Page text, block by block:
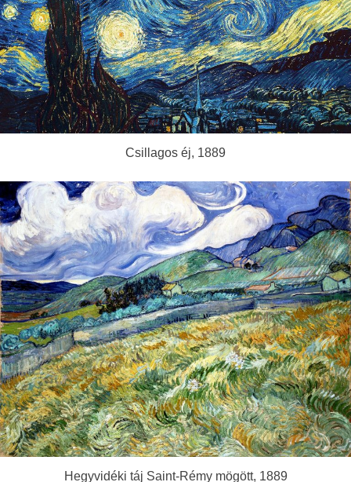
Csillagos éj, 1889
Hegyvidéki táj Saint-Rémy mögött, 1889